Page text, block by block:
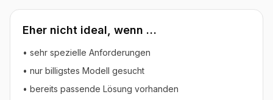
Eher nicht ideal, wenn …
• sehr spezielle Anforderungen
• nur billigstes Modell gesucht
• bereits passende Lösung vorhanden